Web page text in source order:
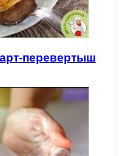
перевертыш